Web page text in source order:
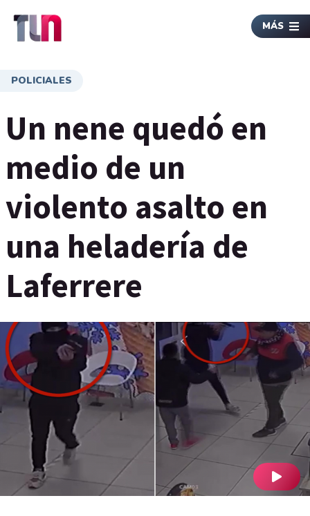
MÁS
POLICIALES
Un nene quedó en
medio de un
violento asalto en
una heladería de
Laferrere